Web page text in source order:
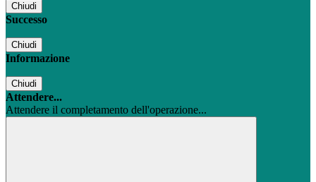
Chiudi
Successo
Chiudi
Informazione
Chiudi
Attendere...
Attendere il completamento dell'operazione...